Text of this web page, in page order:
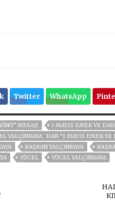
Twitter WhatsApp
MESAJI 1 MAYIS EMEK VE
YALÇINKAYA `DAN “1 MAYIS EMEK VE
BAŞKAN YALÇINKAYA
YÜCEL YÜCEL YALÇINKAYA